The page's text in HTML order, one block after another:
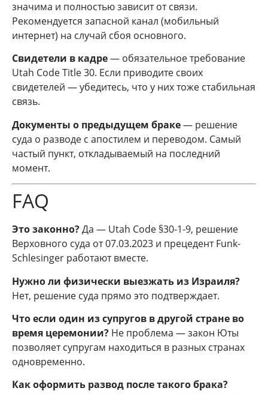
значима и полностью зависит от связи.
Рекомендуется запасной канал (мобильный
интернет) на случай сбоя основного.
Свидетели в кадре— обязательное требование
Utah Code Title 30. Если приводите своих
свидетелей — убедитесь, что у них тоже стабильная
связь.
Документы о предыдущем браке— решение
суда о разводе с апостилем и переводом. Самый
частый пункт, откладываемый на последний
момент.
FAQ
Это законно?Да — Utah Code §30-1-9, решение
Верховного суда от 07.03.2023 и прецедент Funk-
Schlesinger работают вместе.
Нужно ли физически выезжать из Израиля?
Нет, решение суда прямо это подтверждает.
Что если один из супругов в другой стране во
время церемонии? Не проблема — закон Юты
позволяет супругам находиться в разных странах
одновременно.
Как оформить развод после такого брака?